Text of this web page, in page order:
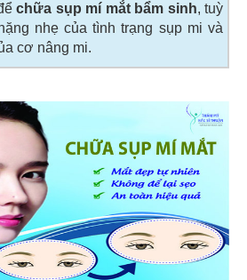
chữa sụp mí mắt bẩm sinh, tuỳ
nhẹ của tình trạng sụp mi và
cơ nâng mi.